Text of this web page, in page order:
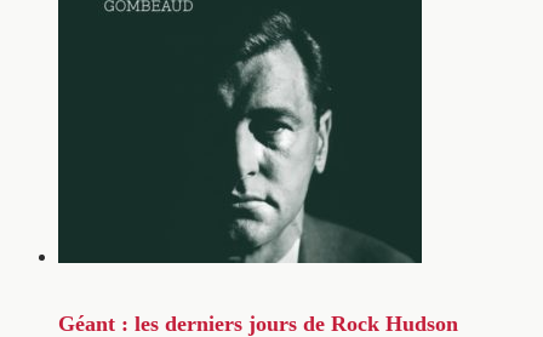
Géant : les derniers jours de Rock Hudson